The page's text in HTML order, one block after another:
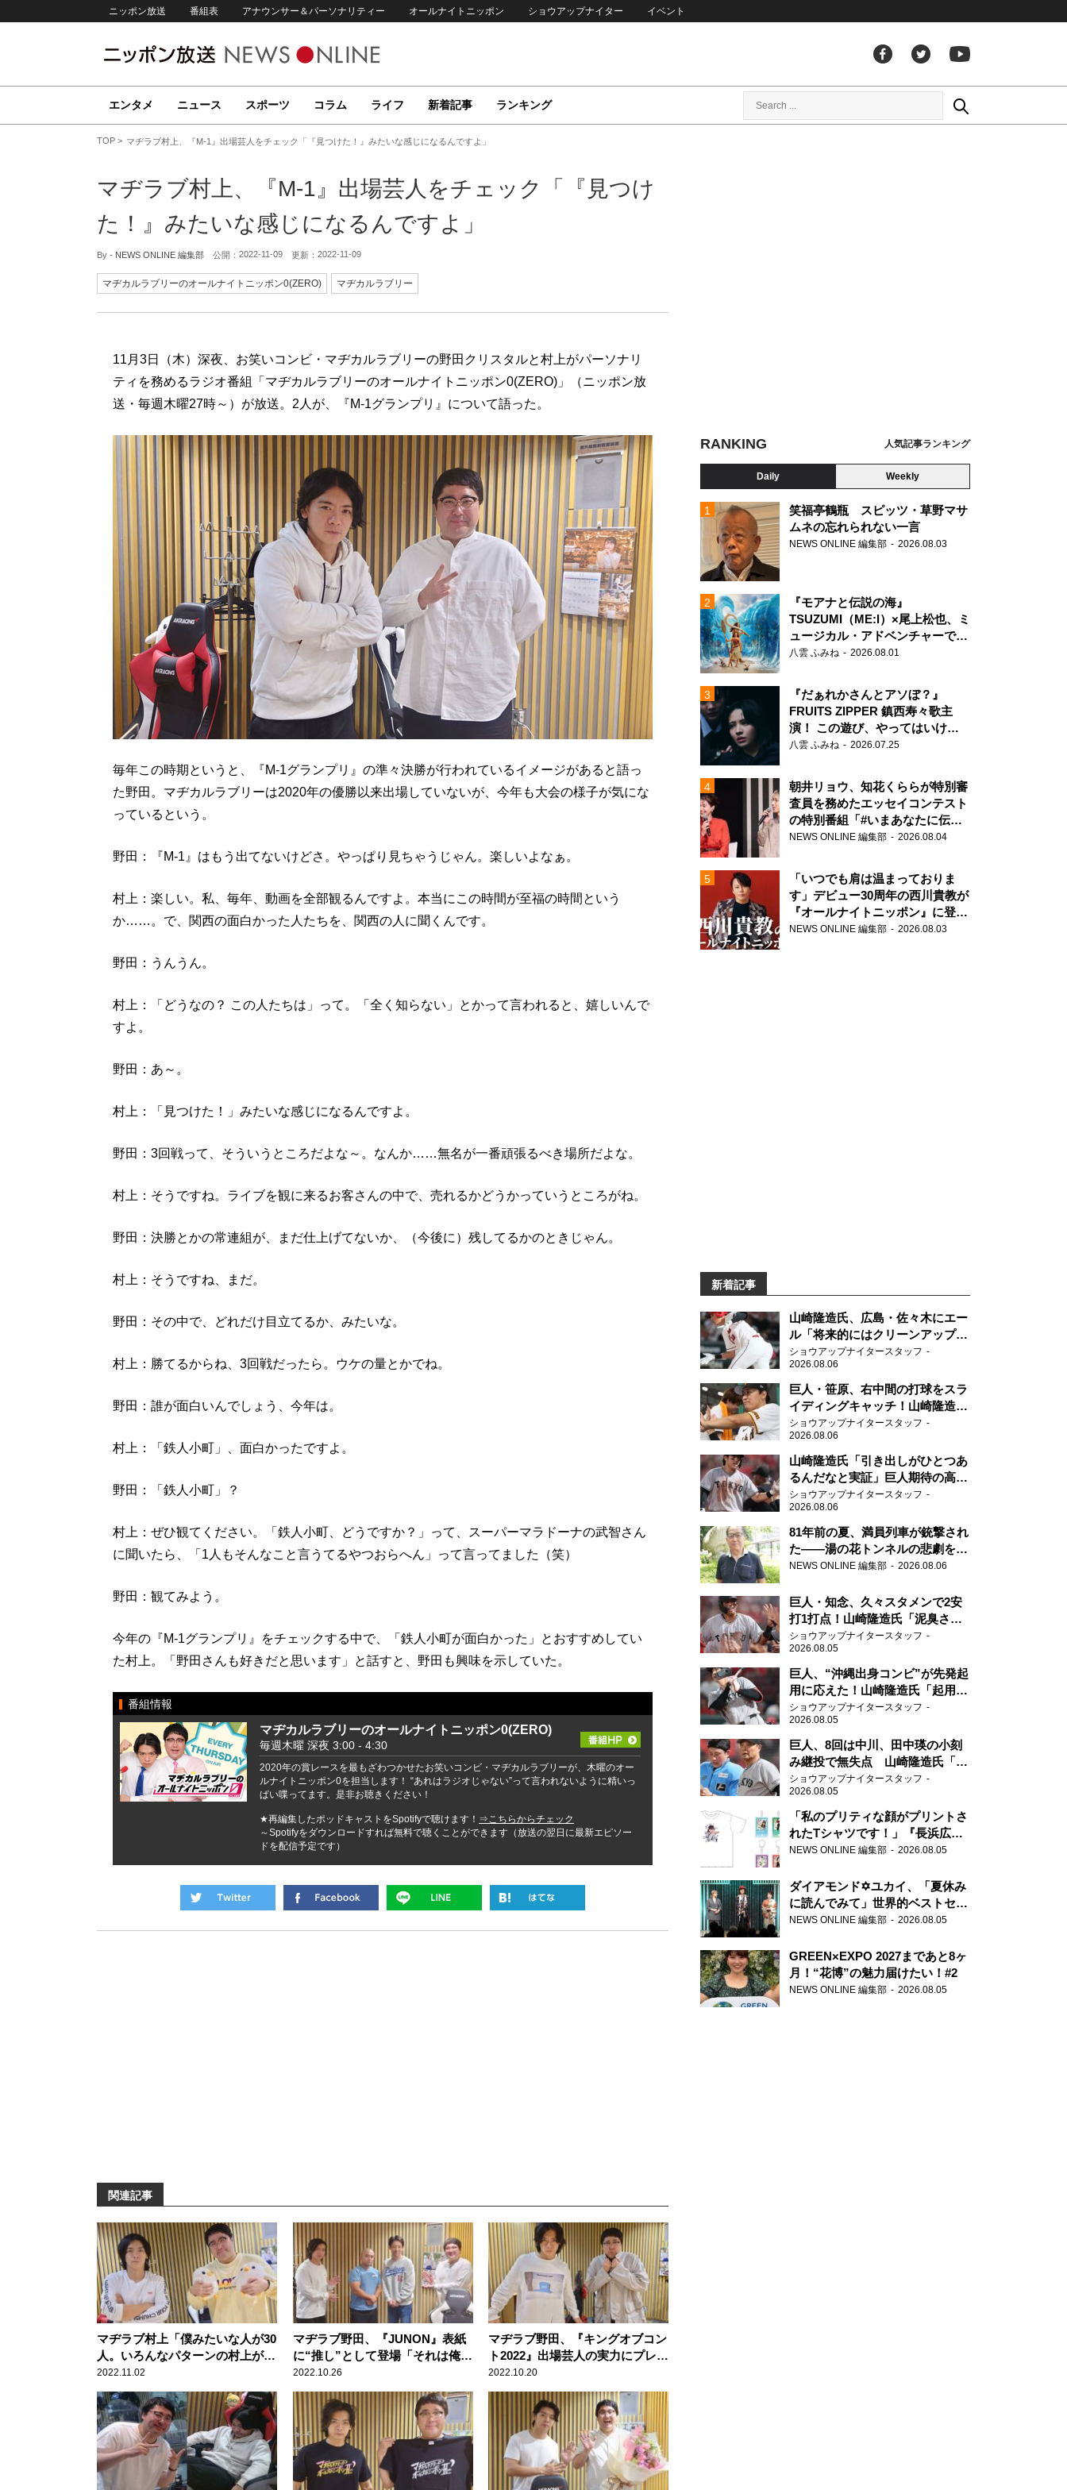
ニッポン放送 番組表 アナウンサー＆パーソナリティー オールナイトニッポン ショウアップナイター イベント
エンタメ ニュース スポーツ コラム ライフ 新着記事 ランキング
TOP マヂラブ村上、『M-1』出場芸人をチェック「『見つけた！』みたいな感じになるんですよ」
マヂラブ村上、『M-1』出場芸人をチェック「『見つけ
た！』みたいな感じになるんですよ」
By - NEWS ONLINE 編集部 公開： 2022-11-09 更新： 2022-11-09
マヂカルラブリーのオールナイトニッポン0(ZERO) マヂカルラブリー
11月3日（木）深夜、お笑いコンビ・マヂカルラブリーの野田クリスタルと村上がパーソナリ
ティを務めるラジオ番組「マヂカルラブリーのオールナイトニッポン0(ZERO)」（ニッポン放
送・毎週木曜27時～）が放送。2人が、『M-1グランプリ』について語った。
毎年この時期というと、『M-1グランプリ』の準々決勝が行われているイメージがあると語っ
た野田。マヂカルラブリーは2020年の優勝以来出場していないが、今年も大会の様子が気にな
っているという。
野田：『M-1』はもう出てないけどさ。やっぱり見ちゃうじゃん。楽しいよなぁ。
村上：楽しい。私、毎年、動画を全部観るんですよ。本当にこの時間が至福の時間という
か……。で、関西の面白かった人たちを、関西の人に聞くんです。
野田：うんうん。
村上：「どうなの？ この人たちは」って。「全く知らない」とかって言われると、嬉しいんで
すよ。
野田：あ～。
村上：「見つけた！」みたいな感じになるんですよ。
野田：3回戦って、そういうところだよな～。なんか……無名が一番頑張るべき場所だよな。
村上：そうですね。ライブを観に来るお客さんの中で、売れるかどうかっていうところがね。
野田：決勝とかの常連組が、まだ仕上げてないか、（今後に）残してるかのときじゃん。
村上：そうですね、まだ。
野田：その中で、どれだけ目立てるか、みたいな。
村上：勝てるからね、3回戦だったら。ウケの量とかでね。
野田：誰が面白いんでしょう、今年は。
村上：「鉄人小町」、面白かったですよ。
野田：「鉄人小町」？
村上：ぜひ観てください。「鉄人小町、どうですか？」って、スーパーマラドーナの武智さん
に聞いたら、「1人もそんなこと言うてるやつおらへん」って言ってました（笑）
野田：観てみよう。
今年の『M-1グランプリ』をチェックする中で、「鉄人小町が面白かった」とおすすめしてい
た村上。「野田さんも好きだと思います」と話すと、野田も興味を示していた。
番組情報
マヂカルラブリーのオールナイトニッポン0(ZERO)
毎週木曜 深夜 3:00 - 4:30
2020年の賞レースを最もざわつかせたお笑いコンビ・マヂカルラブリーが、木曜のオー
ルナイトニッポン0を担当します！ “あれはラジオじゃない”って言われないように精いっ
ぱい喋ってます。是非お聴きください！
★再編集したポッドキャストをSpotifyで聴けます！ ⇒こちらからチェック
～Spotifyをダウンロードすれば無料で聴くことができます（放送の翌日に最新エピソー
ドを配信予定です）
関連記事
マヂラブ村上「僕みたいな人が30
人。いろんなパターンの村上が」
プライベートで森本レオ子サイン
会へ
2022.11.02
マヂラブ野田、『JUNON』表紙
に“推し”として登場「それは俺が
ゲームをやっている姿なんじゃな
いかなってことで」
2022.10.26
マヂラブ野田、『キングオブコン
ト2022』出場芸人の実力にプレッ
シャー「今年は、なんかもう……
すごかった」
2022.10.20
RANKING 人気記事ランキング
Daily Weekly
笑福亭鶴瓶 スピッツ・草野マサ
ムネの忘れられない一言
NEWS ONLINE 編集部 2026.08.03
『モアナと伝説の海』
TSUZUMI（ME:I）×尾上松也、ミ
ュージカル・アドベンチャーで美
声を響かせる
八雲 ふみね 2026.08.01
『だぁれかさんとアソぼ？』
FRUITS ZIPPER 鎮西寿々歌主
演！ この遊び、やってはいけま
せん。
八雲 ふみね 2026.07.25
朝井リョウ、知花くららが特別審
査員を務めたエッセイコンテスト
の特別番組「#いまあなたに伝え
たいこと」
NEWS ONLINE 編集部 2026.08.04
「いつでも肩は温まっておりま
す」デビュー30周年の西川貴教が
『オールナイトニッポン』に登
場！
NEWS ONLINE 編集部 2026.08.03
新着記事
山崎隆造氏、広島・佐々木にエー
ル「将来的にはクリーンアップを
任せられるくらいまでは成長し
て」
ショウアップナイタースタッフ
2026.08.06
巨人・笹原、右中間の打球をスラ
イディングキャッチ！山崎隆造氏
「一歩でも遅れたら…」
ショウアップナイタースタッフ
2026.08.06
山崎隆造氏「引き出しがひとつあ
るんだなと実証」巨人期待の高卒
2年目が技あり安打
ショウアップナイタースタッフ
2026.08.06
81年前の夏、満員列車が銃撃され
た――湯の花トンネルの悲劇を語
り継ぐ男性の
NEWS ONLINE 編集部 2026.08.06
巨人・知念、久々スタメンで2安
打1打点！山崎隆造氏「泥臭さを
感じる」、「ジャイアンツには少
ないタイプ」
ショウアップナイタースタッフ
2026.08.05
巨人、“沖縄出身コンビ”が先発起
用に応えた！山崎隆造氏「起用が
当たった」
ショウアップナイタースタッフ
2026.08.05
巨人、8回は中川、田中瑛の小刻
み継投で無失点 山崎隆造氏「確
実に勝ちにいくところ」
ショウアップナイタースタッフ
2026.08.05
「私のプリティな顔がプリントさ
れたTシャツです！」『長浜広奈
天下無双』初の番組グッズ発売
NEWS ONLINE 編集部 2026.08.05
ダイアモンド✡ユカイ、「夏休み
に読んでみて」世界的ベストセラ
ー『アナスタシア』を紹介
NEWS ONLINE 編集部 2026.08.05
GREEN×EXPO 2027まであと8ヶ
月！“花博”の魅力届けたい！#2
NEWS ONLINE 編集部 2026.08.05